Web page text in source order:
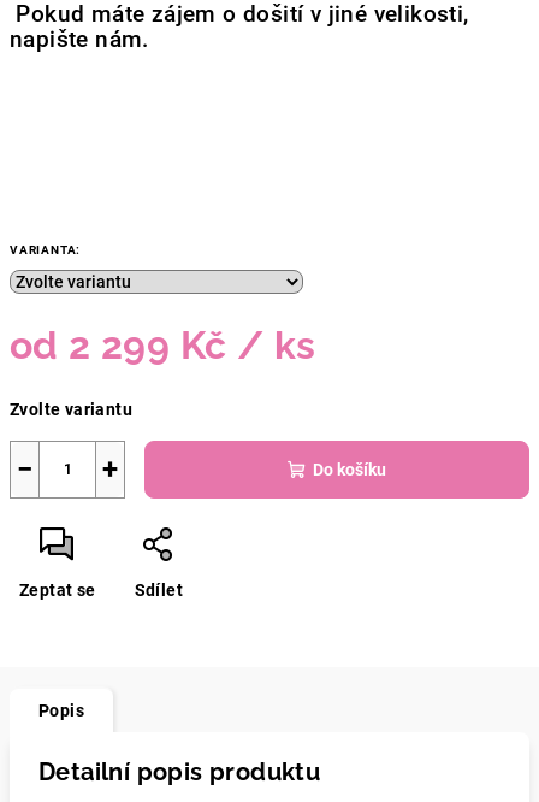
Pokud máte zájem o došití v jiné velikosti,
napište nám.
VARIANTA:
od 2 299 Kč / ks
cena:
Zvolte variantu
+
− Do košíku
Zeptat se Sdílet
Popis
Detailní popis produktu